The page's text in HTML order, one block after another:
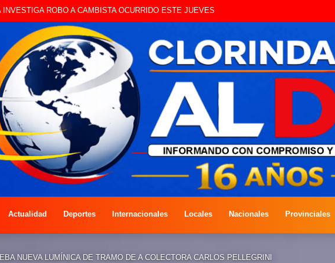
POR MOTOS QUE CIRCULAN SIN ILUMINACIÓN
Actualidad Deportes Internacionales Locales Nacionales Provinciales
NUEVA LUMÍNICA DE TRAMO DE A COLECTORA CARLOS PELLEGRINI